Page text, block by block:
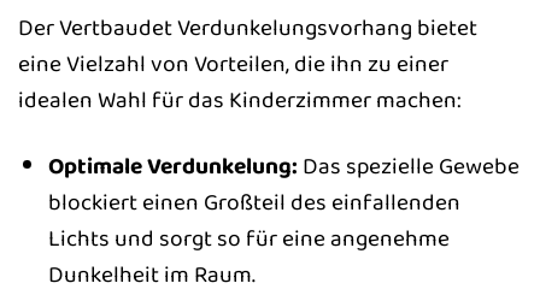
Der Vertbaudet Verdunkelungsvorhang bietet
eine Vielzahl von Vorteilen, die ihn zu einer
idealen Wahl für das Kinderzimmer machen:
Optimale Verdunkelung: Das spezielle Gewebe
blockiert einen Großteil des einfallenden
Lichts und sorgt so für eine angenehme
Dunkelheit im Raum.